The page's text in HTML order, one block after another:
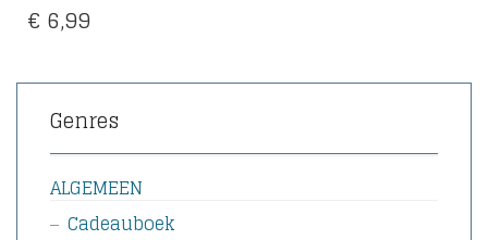
€ 6,99
Genres
ALGEMEEN
Cadeauboek